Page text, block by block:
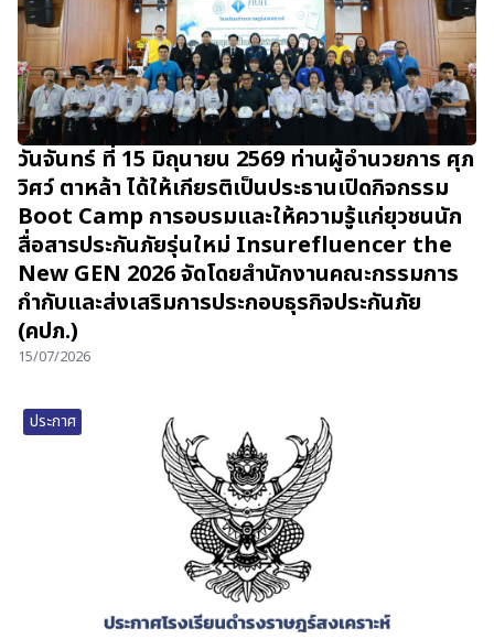
วันจันทร์ ที่ 15 มิถุนายน 2569 ท่านผู้อำนวยการ ศุภ
วิศว์ ตาหล้า ได้ให้เกียรติเป็นประธานเปิดกิจกรรม
Boot Camp การอบรมและให้ความรู้แก่ยุวชนนัก
สื่อสารประกันภัยรุ่นใหม่ Insurefluencer the
New GEN 2026 จัดโดยสำนักงานคณะกรรมการ
กำกับและส่งเสริมการประกอบธุรกิจประกันภัย
(คปภ.)
15/07/2026
ประกาศ